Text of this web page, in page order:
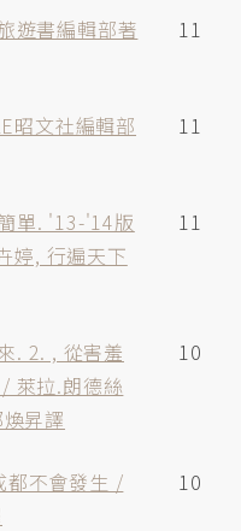
遊書編輯部著
11
昭文社編輯部
11
單. '13-'14版
婷, 行遍天下
11
. 2. , 從害羞
萊拉.朗德絲
昇譯
10
都不會發生 /
10